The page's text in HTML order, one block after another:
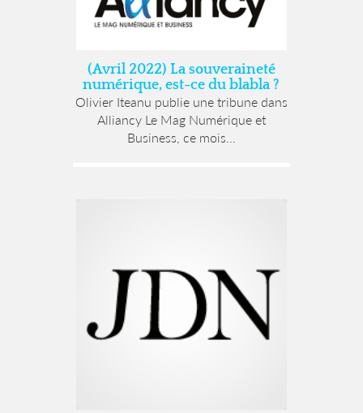
(Avril 2022) La souveraineté
numérique, est-ce du blabla ?
Olivier Iteanu publie une tribune dans
Alliancy Le Mag Numérique et
Business, ce mois...